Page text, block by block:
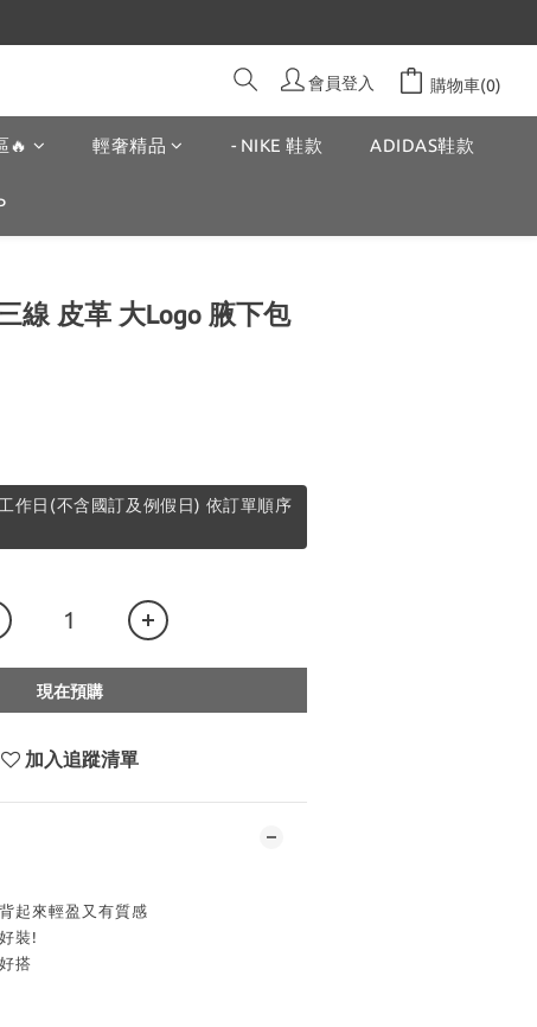
會員登入 購物車(0)
🔥 輕奢精品 - NIKE 鞋款 ADIDAS鞋款
線 皮革 大Logo 腋下包
作日(不含國訂及例假日) 依訂單順序
現在預購
加入追蹤清單
起來輕盈又有質感
裝!
搭